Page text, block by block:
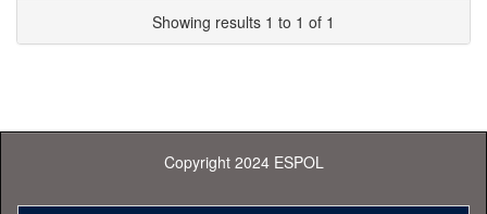
Showing results 1 to 1 of 1
Copyright 2024 ESPOL